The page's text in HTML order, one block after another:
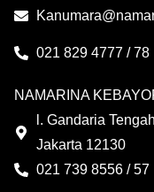
021 829 4777 / 78
NAMARINA
l. Gandaria
Jakarta 12130
021 739 8556 / 57